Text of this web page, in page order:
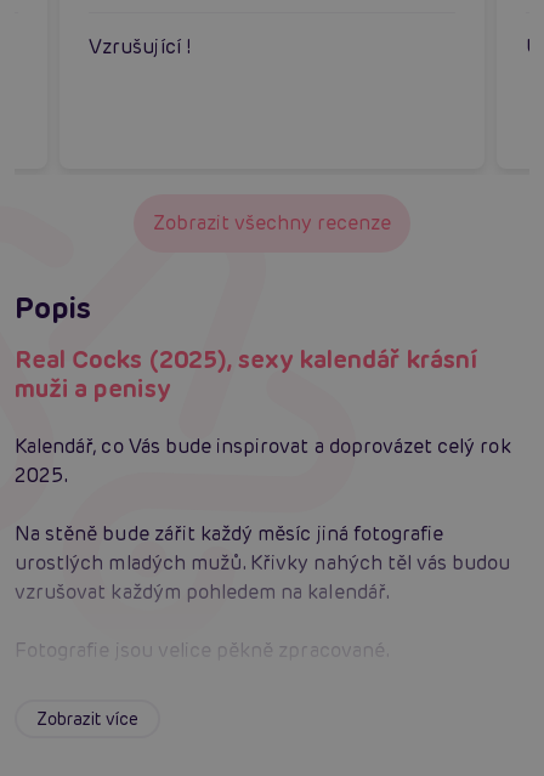
Vzrušující !
Zobrazit všechny recenze
Popis
Real Cocks (2025), sexy kalendář krásní
muži a penisy
Kalendář, co Vás bude inspirovat a doprovázet celý rok
2025.
Na stěně bude zářit každý měsíc jiná fotografie
urostlých mladých mužů. Křivky nahých těl vás budou
vzrušovat každým pohledem na kalendář.
Fotografie jsou velice pěkně zpracované.
Kalendář je nástěnný ve složeném stavu ve formátu A4
Zobrazit více